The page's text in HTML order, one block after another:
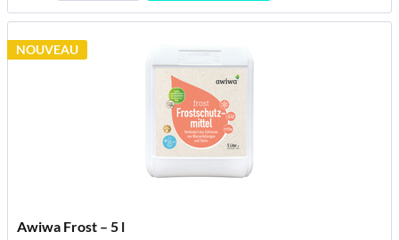
NOUVEAU
Awiwa Frost – 5 l